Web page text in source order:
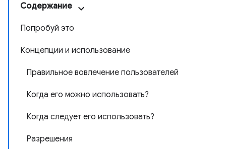
Содержание
Попробуй это
Концепции и использование
Правильное вовлечение пользователей
Когда его можно использовать?
Когда следует его использовать?
Разрешения